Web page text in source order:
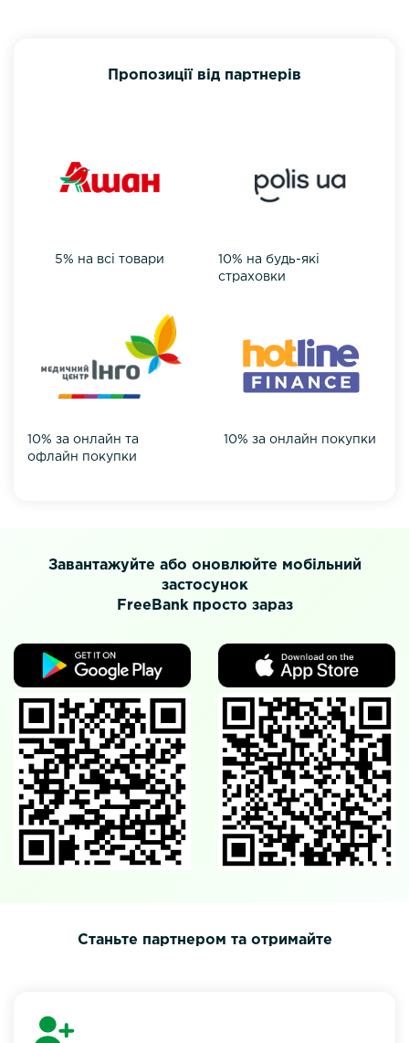
Пропозиції від партнерів
5% на всі товари
10% на будь-які
страховки
10% за онлайн та
офлайн покупки
10% за онлайн покупки
Завантажуйте або оновлюйте мобільний
застосунок
FreeBank просто зараз
Станьте партнером та отримайте